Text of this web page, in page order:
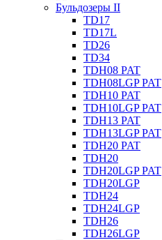
Бульдозеры II
TD17
TD17L
TD26
TD34
TDH08 PAT
TDH08LGP PAT
TDH10 PAT
TDH10LGP PAT
TDH13 PAT
TDH13LGP PAT
TDH20 PAT
TDH20
TDH20LGP PAT
TDH20LGP
TDH24
TDH24LGP
TDH26
TDH26LGP